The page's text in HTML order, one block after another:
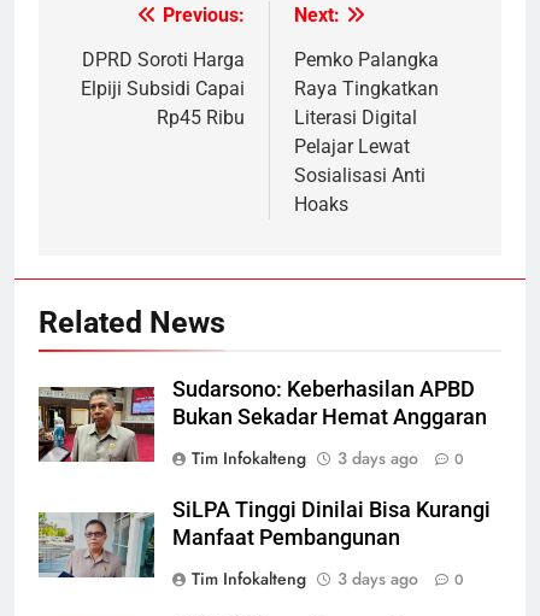
navigation
Previous:
DPRD Soroti Harga
Elpiji Subsidi Capai
Rp45 Ribu
Next:
Pemko Palangka
Raya Tingkatkan
Literasi Digital
Pelajar Lewat
Sosialisasi Anti
Hoaks
Related News
Sudarsono: Keberhasilan APBD
Bukan Sekadar Hemat Anggaran
Tim Infokalteng
3 days ago 0
SiLPA Tinggi Dinilai Bisa Kurangi
Manfaat Pembangunan
Tim Infokalteng
3 days ago 0